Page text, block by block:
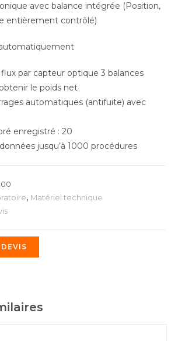
avec balance intégrée (Position,
entièrement contrôlé)
automatiquement
par capteur optique 3 balances
le poids net
automatiques (antifuite) avec
enregistré : 20
jusqu’à 1000 procédures
, Matériel technique